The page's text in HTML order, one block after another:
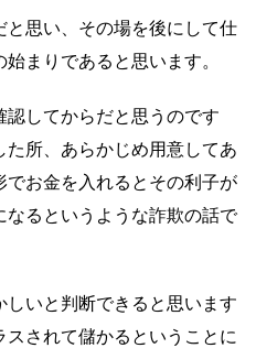
思い、その場を後にして仕
まりであると思います。
してからだと思うのです
所、あらかじめ用意してあ
お金を入れるとその利子が
るというような詐欺の話で
いと判断できると思います
されて儲かるということに